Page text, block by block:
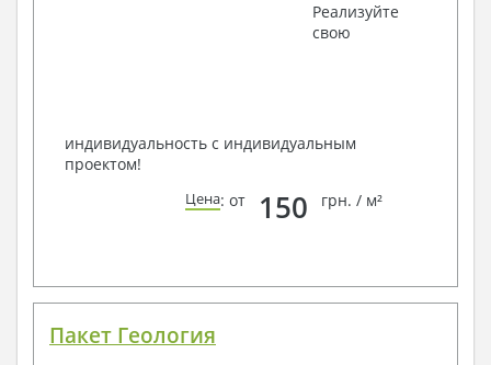
Реализуйте
свою
индивидуальность с индивидуальным
проектом!
Цена: от 150 грн. / м²
Пакет Геология